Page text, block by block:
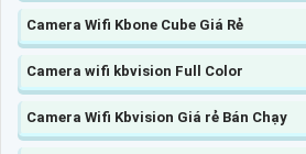
Camera Wifi Kbone Cube Giá Rẻ
Camera wifi kbvision Full Color
Camera Wifi Kbvision Giá rẻ Bán Chạy